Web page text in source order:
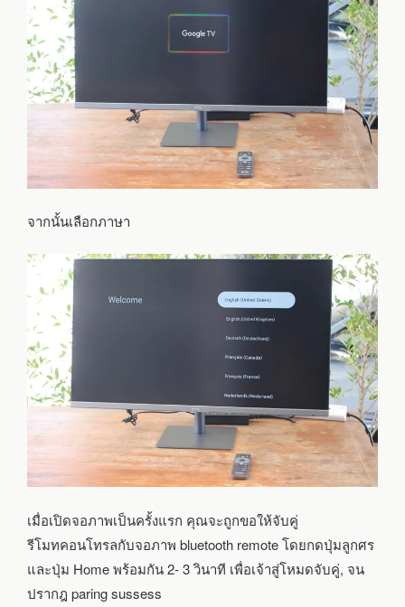
จากนั้นเลือกภาษา
เมื่อเปิดจอภาพเป็นครั้งแรก คุณจะถูกขอให้จับคู่
รีโมทคอนโทรลกับจอภาพ bluetooth remote โดยกดปุ่มลูกศร
และปุ่ม Home พร้อมกัน 2- 3 วินาที เพื่อเจ้าสู่โหมดจับคู่, จน
ปรากฎ paring sussess